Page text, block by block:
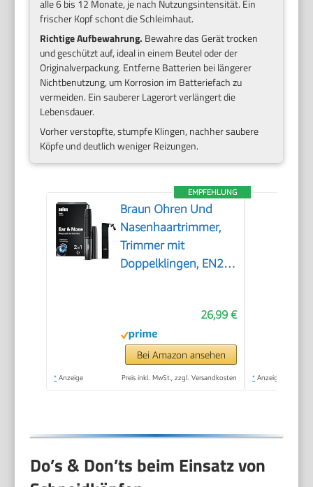
alle 6 bis 12 Monate, je nach Nutzungsintensität. Ein
frischer Kopf schont die Schleimhaut.
Richtige Aufbewahrung. Bewahre das Gerät trocken
und geschützt auf, ideal in einem Beutel oder der
Originalverpackung. Entferne Batterien bei längerer
Nichtbenutzung, um Korrosion im Batteriefach zu
vermeiden. Ein sauberer Lagerort verlängert die
Lebensdauer.
Vorher verstopfte, stumpfe Klingen, nachher saubere
Köpfe und deutlich weniger Reizungen.
EMPFEHLUNG
Braun Ohren Und
Nasenhaartrimmer,
Trimmer mit
Doppelklingen, EN21,
26,99 €
Bei Amazon ansehen
* Anzeige Preis inkl. MwSt., zzgl. Versandkosten * Anzeige
Do’s & Don’ts beim Einsatz von